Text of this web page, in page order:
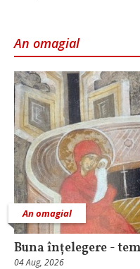
An omagial
An omagial
Buna înțelegere -
04 Aug, 2026